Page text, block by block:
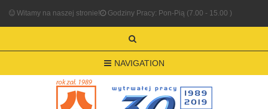
Witamy na naszej stronie! Godziny Pracy: Pon-Pią (7.00 - 15.00 )
NAVIGATION